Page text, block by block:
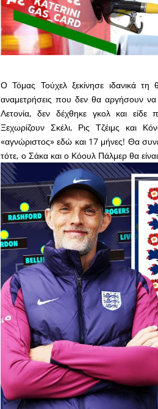
Ο Τόμας Τούχελ ξεκίνησε ιδανικά τη
αναμετρήσεις που δεν θα αργήσουν
Λετονία, δεν δέχθηκε γκολ και είδε
Ξεχωρίζουν Σκέλι, Ρις Τζέιμς και
«αγνώριστος» εδώ και 17 μήνες! Θα
τότε, ο Σάκα και ο Κόουλ Πάλμερ θα